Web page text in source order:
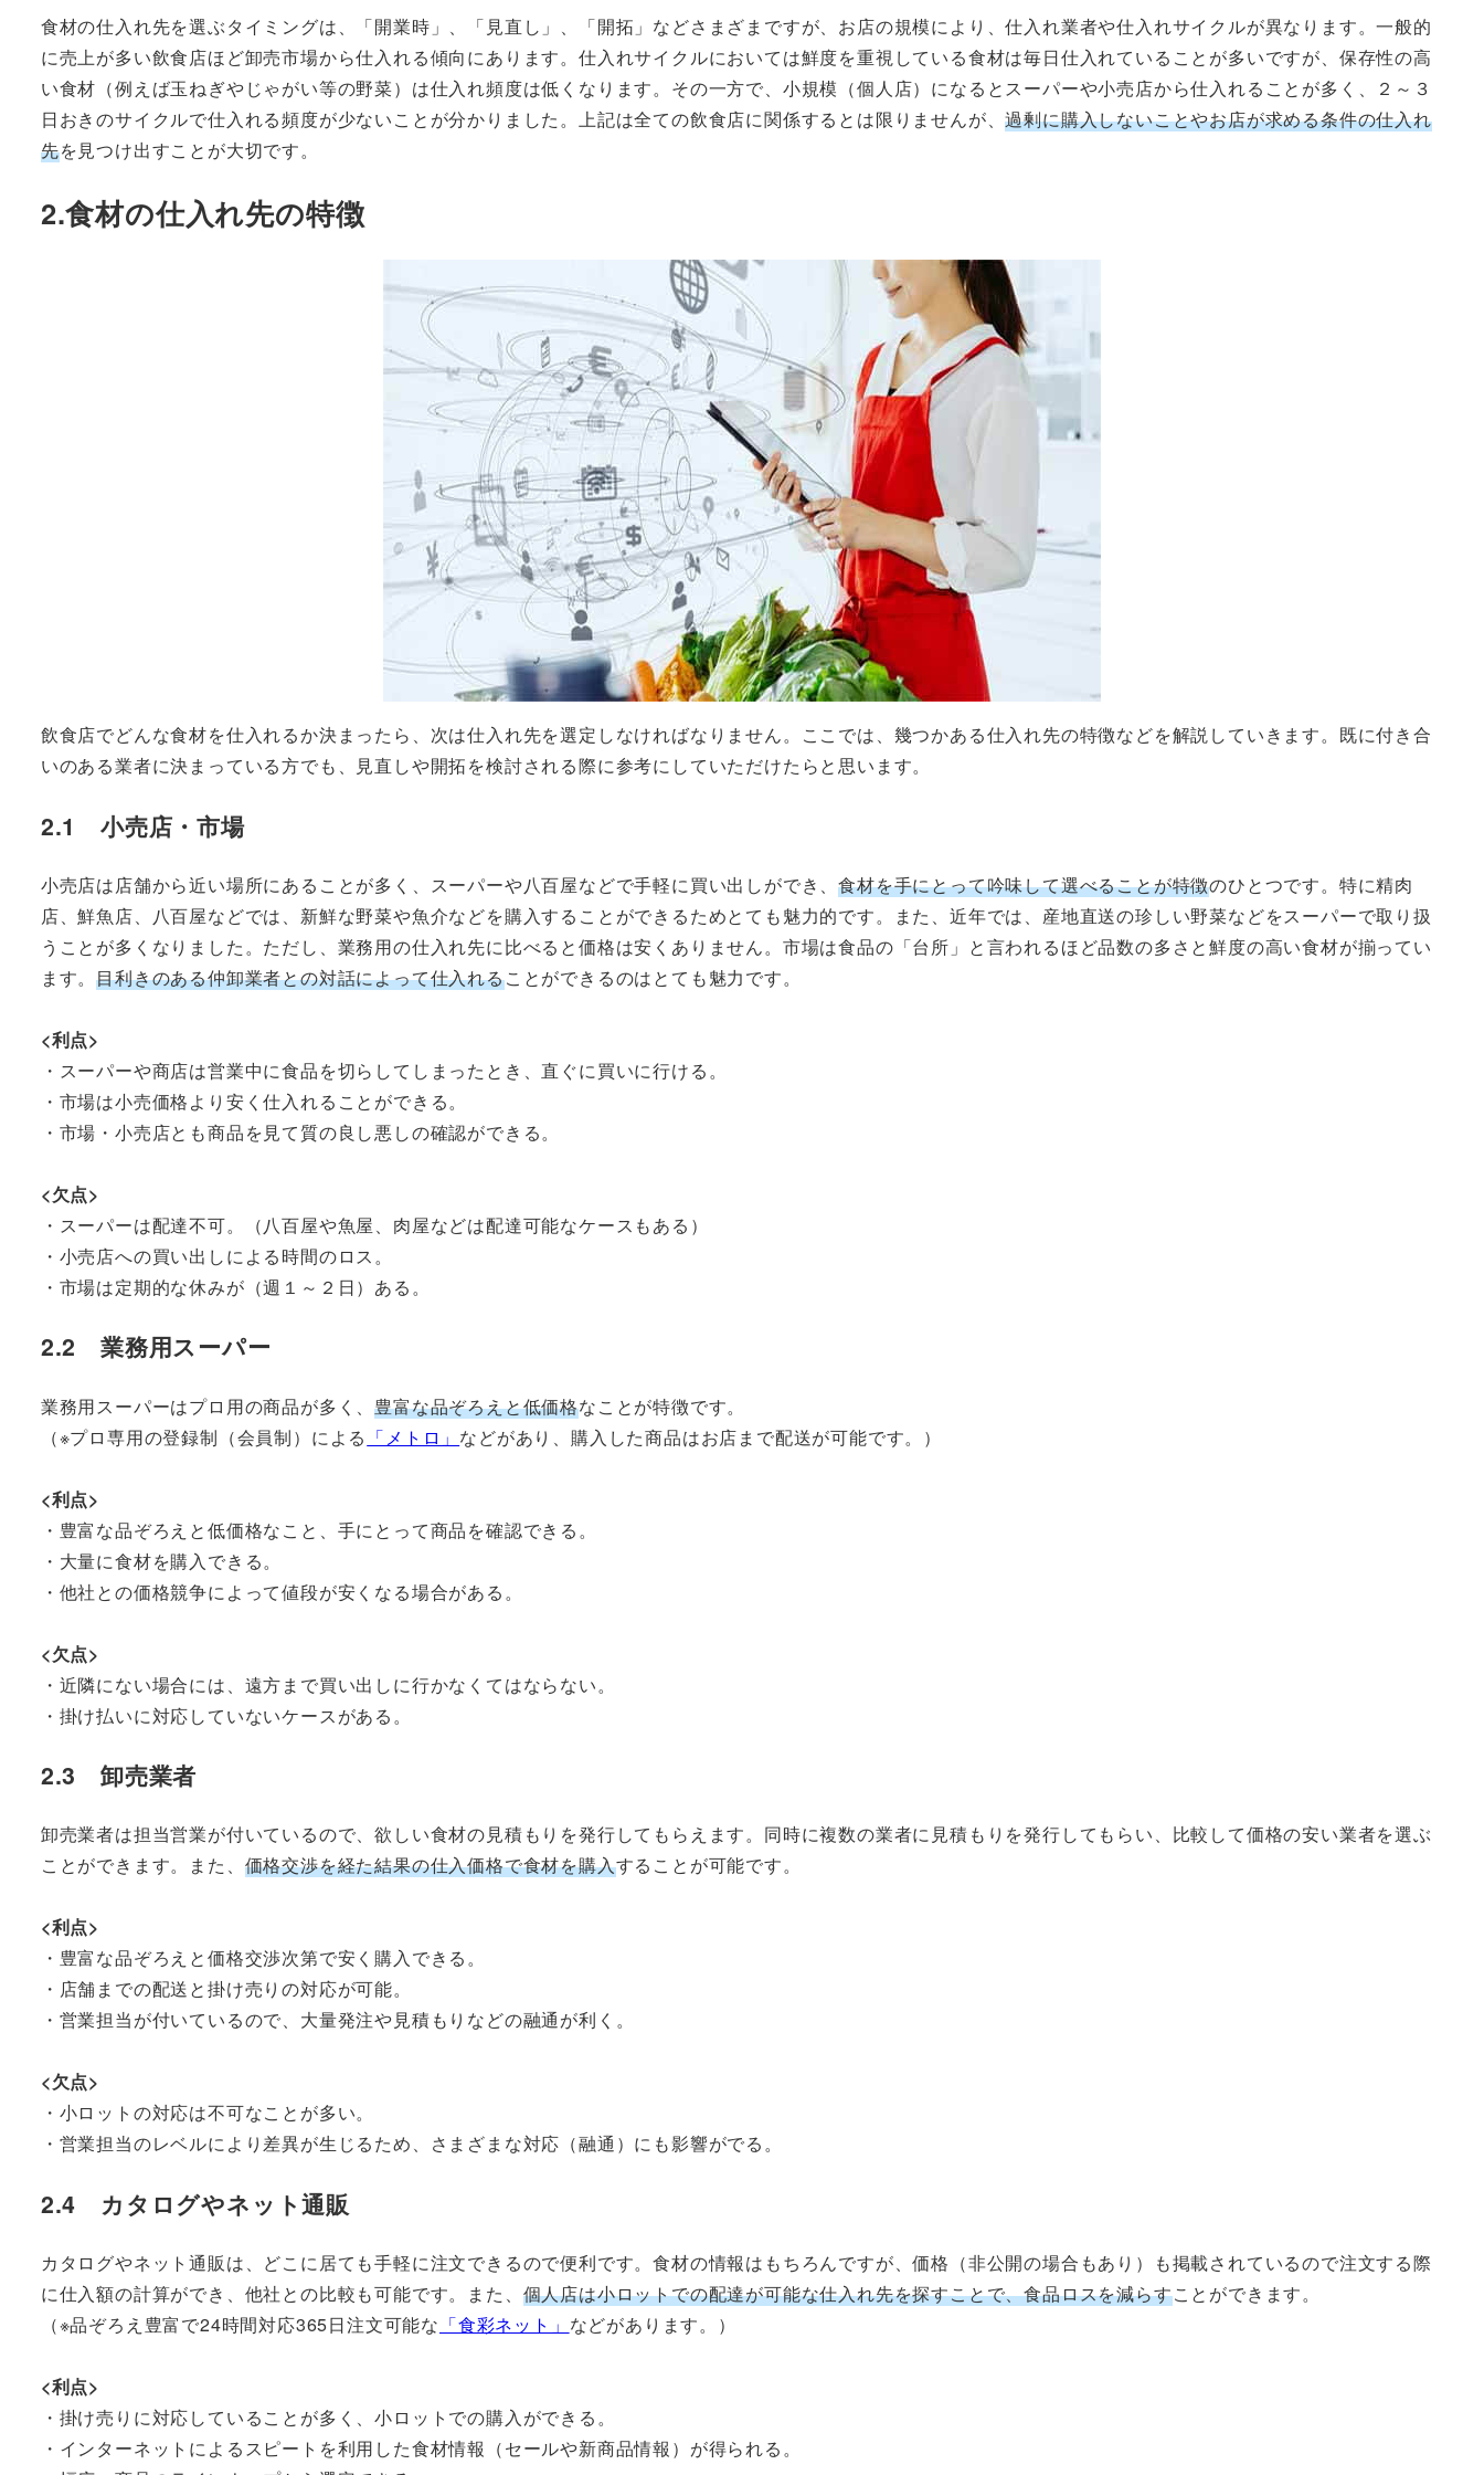
食材の仕入れ先を選ぶタイミングは、「開業時」、「見直し」、「開拓」などさまざまですが、お店の規模により、仕入れ業者や仕入れサイクルが異なります。一般的
に売上が多い飲食店ほど卸売市場から仕入れる傾向にあります。仕入れサイクルにおいては鮮度を重視している食材は毎日仕入れていることが多いですが、保存性の高
い食材（例えば玉ねぎやじゃがい等の野菜）は仕入れ頻度は低くなります。その一方で、小規模（個人店）になるとスーパーや小売店から仕入れることが多く、２～３
日おきのサイクルで仕入れる頻度が少ないことが分かりました。上記は全ての飲食店に関係するとは限りませんが、過剰に購入しないことやお店が求める条件の仕入れ
先を見つけ出すことが大切です。
2.食材の仕入れ先の特徴
飲食店でどんな食材を仕入れるか決まったら、次は仕入れ先を選定しなければなりません。ここでは、幾つかある仕入れ先の特徴などを解説していきます。既に付き合
いのある業者に決まっている方でも、見直しや開拓を検討される際に参考にしていただけたらと思います。
2.1 小売店・市場
小売店は店舗から近い場所にあることが多く、スーパーや八百屋などで手軽に買い出しができ、食材を手にとって吟味して選べることが特徴のひとつです。特に精肉
店、鮮魚店、八百屋などでは、新鮮な野菜や魚介などを購入することができるためとても魅力的です。また、近年では、産地直送の珍しい野菜などをスーパーで取り扱
うことが多くなりました。ただし、業務用の仕入れ先に比べると価格は安くありません。市場は食品の「台所」と言われるほど品数の多さと鮮度の高い食材が揃ってい
ます。目利きのある仲卸業者との対話によって仕入れることができるのはとても魅力です。
<利点>
・スーパーや商店は営業中に食品を切らしてしまったとき、直ぐに買いに行ける。
・市場は小売価格より安く仕入れることができる。
・市場・小売店とも商品を見て質の良し悪しの確認ができる。
<欠点>
・スーパーは配達不可。（八百屋や魚屋、肉屋などは配達可能なケースもある）
・小売店への買い出しによる時間のロス。
・市場は定期的な休みが（週１～２日）ある。
2.2 業務用スーパー
業務用スーパーはプロ用の商品が多く、豊富な品ぞろえと低価格なことが特徴です。
（※プロ専用の登録制（会員制）による 「メトロ」 などがあり、購入した商品はお店まで配送が可能です。）
<利点>
・豊富な品ぞろえと低価格なこと、手にとって商品を確認できる。
・大量に食材を購入できる。
・他社との価格競争によって値段が安くなる場合がある。
<欠点>
・近隣にない場合には、遠方まで買い出しに行かなくてはならない。
・掛け払いに対応していないケースがある。
2.3 卸売業者
卸売業者は担当営業が付いているので、欲しい食材の見積もりを発行してもらえます。同時に複数の業者に見積もりを発行してもらい、比較して価格の安い業者を選ぶ
ことができます。また、 価格交渉を経た結果の仕入価格で食材を購入することが可能です。
<利点>
・豊富な品ぞろえと価格交渉次第で安く購入できる。
・店舗までの配送と掛け売りの対応が可能。
・営業担当が付いているので、大量発注や見積もりなどの融通が利く。
<欠点>
・小ロットの対応は不可なことが多い。
・営業担当のレベルにより差異が生じるため、さまざまな対応（融通）にも影響がでる。
2.4 カタログやネット通販
カタログやネット通販は、どこに居ても手軽に注文できるので便利です。食材の情報はもちろんですが、価格（非公開の場合もあり）も掲載されているので注文する際
に仕入額の計算ができ、他社との比較も可能です。また、 個人店は小ロットでの配達が可能な仕入れ先を探すことで、食品ロスを減らすことができます。
（※品ぞろえ豊富で24時間対応365日注文可能な 「食彩ネット」 などがあります。）
<利点>
・掛け売りに対応していることが多く、小ロットでの購入ができる。
・インターネットによるスピートを利用した食材情報（セールや新商品情報）が得られる。